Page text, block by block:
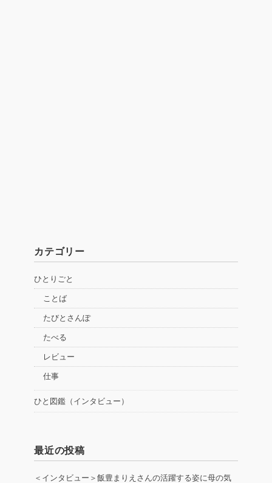
カテゴリー
ひとりごと
ことば
たびとさんぽ
たべる
レビュー
仕事
ひと図鑑（インタビュー）
最近の投稿
＜インタビュー＞飯豊まりえさんの活躍する姿に母の気